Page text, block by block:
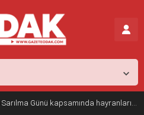
Tuğba Ünal, Dünya Sarılma Günü kapsamında hayranlarıyla buluştu